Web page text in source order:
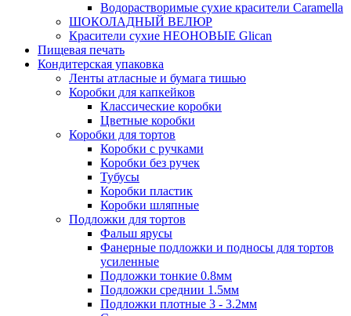
Водорастворимые сухие красители Caramella
ШОКОЛАДНЫЙ ВЕЛЮР
Красители сухие НЕОНОВЫЕ Glican
Пищевая печать
Кондитерская упаковка
Ленты атласные и бумага тишью
Коробки для капкейков
Классические коробки
Цветные коробки
Коробки для тортов
Коробки с ручками
Коробки без ручек
Тубусы
Коробки пластик
Коробки шляпные
Подложки для тортов
Фальш ярусы
Фанерные подложки и подносы для тортов
усиленные
Подложки тонкие 0.8мм
Подложки среднии 1.5мм
Подложки плотные 3 - 3.2мм